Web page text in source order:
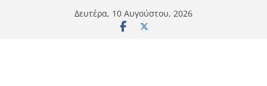
Δευτέρα, 10 Αυγούστου, 2026